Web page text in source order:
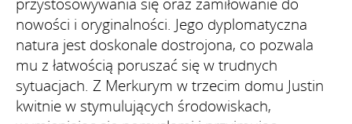
nowości i oryginalności. Jego dyplomatyczna
natura jest doskonale dostrojona, co pozwala
mu z łatwością poruszać się w trudnych
sytuacjach. Z Merkurym w trzecim domu Justin
kwitnie w stymulujących środowiskach,